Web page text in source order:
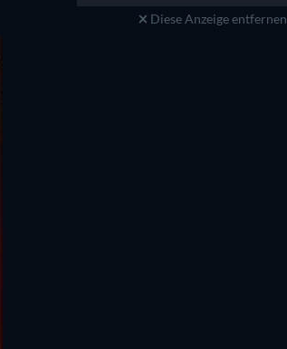
Diese Anzeige entfernen